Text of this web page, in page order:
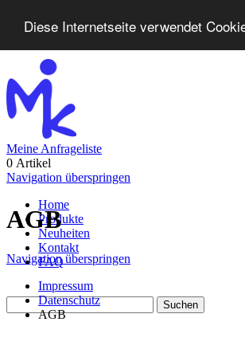
Diese Internetseite verwendet
Meine Anfrageliste
0 Artikel
Navigation überspringen
Home
Produkte
Neuheiten
Kontakt
FAQ
AGB
Navigation überspringen
Impressum
Datenschutz
AGB